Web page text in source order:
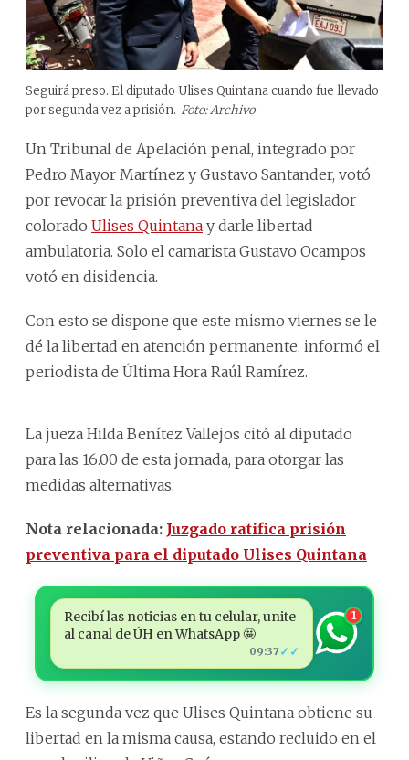
Seguirá preso. El diputado Ulises Quintana cuando fue llevado
por segunda vez a prisión. Foto: Archivo
Un Tribunal de Apelación penal, integrado por
Pedro Mayor Martínez y Gustavo Santander, votó
por revocar la prisión preventiva del legislador
colorado Ulises Quintana y darle libertad
ambulatoria. Solo el camarista Gustavo Ocampos
votó en disidencia.
Con esto se dispone que este mismo viernes se le
dé la libertad en atención permanente, informó el
periodista de Última Hora Raúl Ramírez.
La jueza Hilda Benítez Vallejos citó al diputado
para las 16.00 de esta jornada, para otorgar las
medidas alternativas.
Nota relacionada: Juzgado ratifica prisión
preventiva para el diputado Ulises Quintana
Recibí las noticias en tu celular, unite
al canal de ÚH en WhatsApp 🤩
09:37 ✓✓
1
Es la segunda vez que Ulises Quintana obtiene su
libertad en la misma causa, estando recluido en el